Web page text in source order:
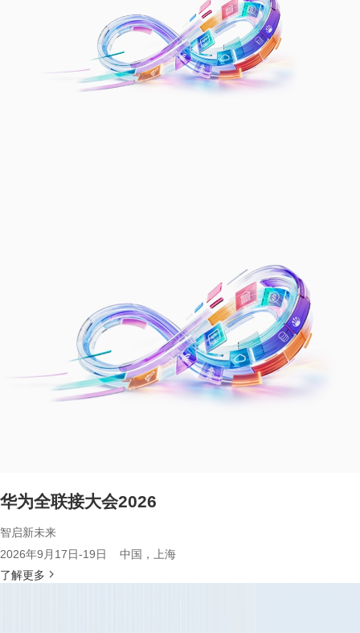
华为全联接大会2026
智启新未来
2026年9月17日-19日 中国，上海
了解更多